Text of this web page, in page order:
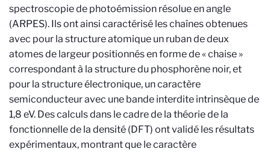
spectroscopie de photoémission résolue en angle
(ARPES). Ils ont ainsi caractérisé les chaînes obtenues
avec pour la structure atomique un ruban de deux
atomes de largeur positionnés en forme de « chaise »
correspondant à la structure du phosphorène noir, et
pour la structure électronique, un caractère
semiconducteur avec une bande interdite intrinsèque de
1,8 eV. Des calculs dans le cadre de la théorie de la
fonctionnelle de la densité (DFT) ont validé les résultats
expérimentaux, montrant que le caractère